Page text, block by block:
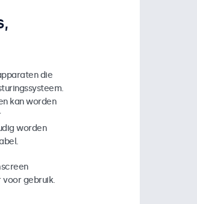
die
kan worden
worden
gebruik.